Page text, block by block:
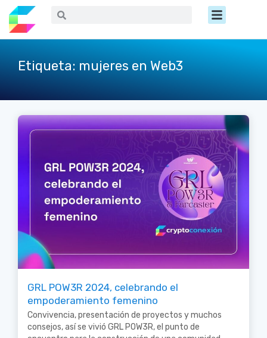
contenido
Buscar Menú
Etiqueta: mujeres en Web3
GRL POW3R 2024, celebrando el
empoderamiento femenino
Convivencia, presentación de proyectos y muchos
consejos, así se vivió GRL POW3R, el punto de